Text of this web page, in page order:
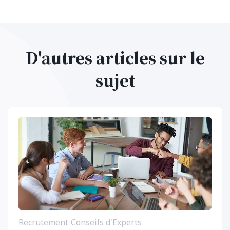
D'autres articles sur le
sujet
Recrutement Conseils d'Experts